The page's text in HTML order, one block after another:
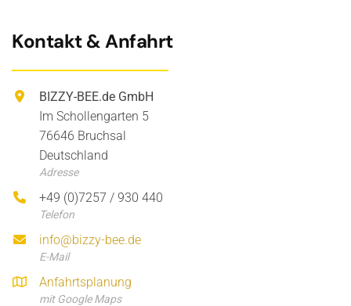
Kontakt & Anfahrt
BIZZY-BEE.de GmbH
Im Schollengarten 5
76646 Bruchsal
Deutschland
Adresse
+49 (0)7257 / 930 440
Telefon
info@bizzy-bee.de
E-Mail
Anfahrtsplanung
mit Google Maps